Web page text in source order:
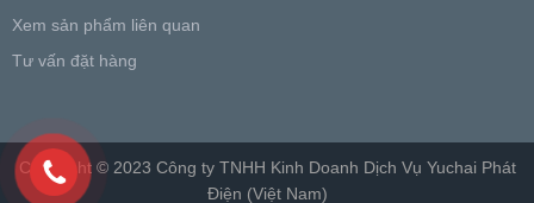
Xem sản phẩm liên quan
Tư vấn đặt hàng
Copyright © 2023 Công ty TNHH Kinh Doanh Dịch Vụ Yuchai Phát
Điện (Việt Nam)